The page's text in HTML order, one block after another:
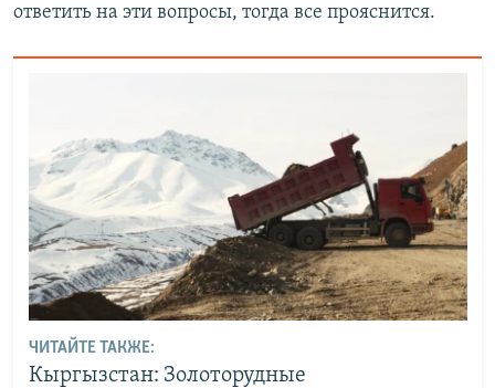
ответить на эти вопросы, тогда все прояснится.
ЧИТАЙТЕ ТАКЖЕ:
Кыргызстан: Золоторудные